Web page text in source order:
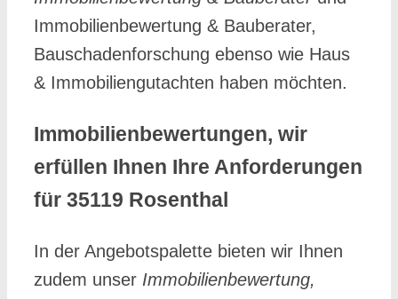
Immobilienbewertung & Bauberater,
Bauschadenforschung ebenso wie Haus
& Immobiliengutachten haben möchten.
Immobilienbewertungen, wir
erfüllen Ihnen Ihre Anforderungen
für 35119 Rosenthal
In der Angebotspalette bieten wir Ihnen
zudem unser Immobilienbewertung,